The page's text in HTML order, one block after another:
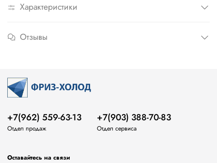
Характеристики
Отзывы
+7(962) 559-63-13
Отдел продаж
+7(903) 388-70-83
Отдел сервиса
Оставайтесь на связи